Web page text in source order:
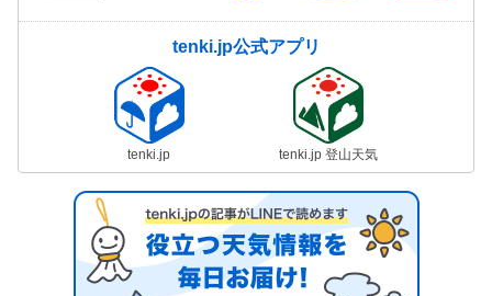
tenki.jp公式アプリ
tenki.jp tenki.jp 登山天気